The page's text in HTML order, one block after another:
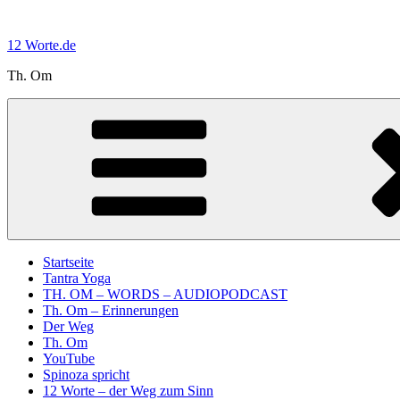
springen
12 Worte.de
Th. Om
Startseite
Tantra Yoga
TH. OM – WORDS – AUDIOPODCAST
Th. Om – Erinnerungen
Der Weg
Th. Om
YouTube
Spinoza spricht
12 Worte – der Weg zum Sinn